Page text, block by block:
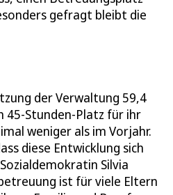
gefragt bleibt die
der Verwaltung 59,4
45-Stunden-Platz für ihr
weniger als im Vorjahr.
diese Entwicklung sich
Silvia
ist für viele Eltern